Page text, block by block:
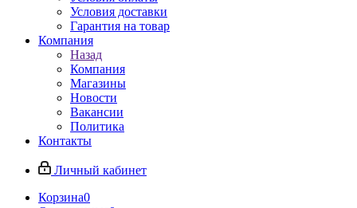
Условия доставки
Гарантия на товар
Компания
Назад
Компания
Магазины
Новости
Вакансии
Политика
Контакты
Личный кабинет
Корзина0